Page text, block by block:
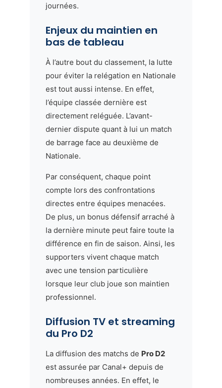
journées.
Enjeux du maintien en
bas de tableau
À l’autre bout du classement, la lutte
pour éviter la relégation en Nationale
est tout aussi intense. En effet,
l’équipe classée dernière est
directement reléguée. L’avant-
dernier dispute quant à lui un match
de barrage face au deuxième de
Nationale.
Par conséquent, chaque point
compte lors des confrontations
directes entre équipes menacées.
De plus, un bonus défensif arraché à
la dernière minute peut faire toute la
différence en fin de saison. Ainsi, les
supporters vivent chaque match
avec une tension particulière
lorsque leur club joue son maintien
professionnel.
Diffusion TV et streaming
du Pro D2
La diffusion des matchs de Pro D2
est assurée par Canal+ depuis de
nombreuses années. En effet, le